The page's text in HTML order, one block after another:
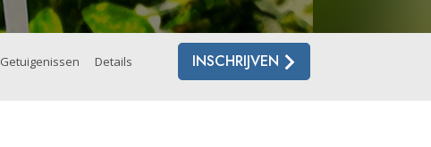
Hulpmiddelen bij het Dagelijks Werk
Ethiek en de Condities
De Oorzaak van Onderdrukking
Getuigenissen Details INSCHRIJVEN